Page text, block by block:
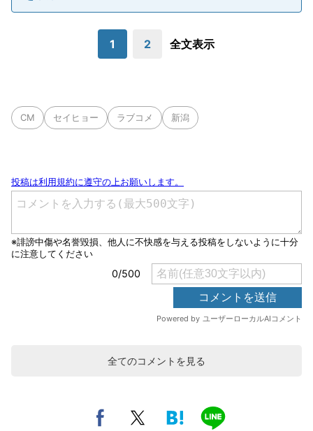
1 2 全文表示
CM セイヒョー ラブコメ 新潟
全てのコメントを見る